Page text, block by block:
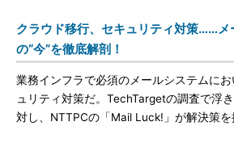
クラウド移行、セキュリティ対策……メ
の“今”を徹底解剖！
業務インフラで必須のメールシステムに
ュリティ対策だ。TechTargetの調査で浮
対し、NTTPCの「Mail Luck!」が解決策を